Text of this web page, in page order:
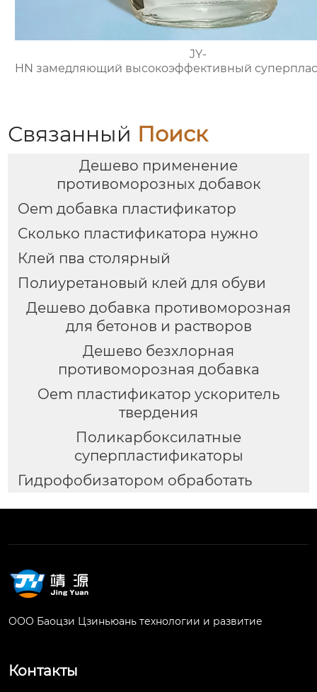
JY-
HN замедляющий высокоэффективный
Связанный Поиск
Дешево применение
противоморозных добавок
Oem добавка пластификатор
Сколько пластификатора нужно
Клей пва столярный
Полиуретановый клей для обуви
Дешево добавка противоморозная
для бетонов и растворов
Дешево безхлорная
противоморозная добавка
Oem пластификатор ускоритель
твердения
Поликарбоксилатные
суперпластификаторы
Гидрофобизатором обработать
ООО Баоцзи Цзиньюань технологии и развитие
Контакты